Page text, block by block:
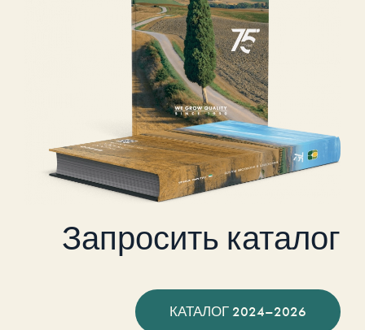
Запросить каталог
КАТАЛОГ 2024–2026